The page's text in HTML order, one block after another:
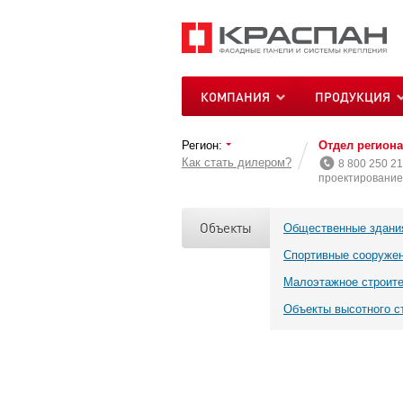
КОМПАНИЯ ПРОДУКЦИЯ
Регион:
Как стать дилером?
Отдел
8 800 250
Объекты
Общественные
Спортивные
Малоэтажное
Объекты высотного